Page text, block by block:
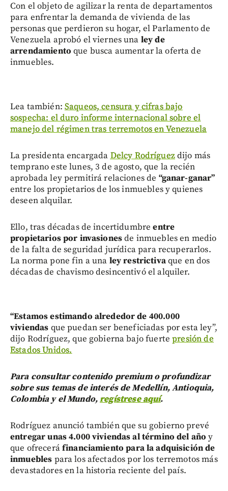
Con el objeto de agilizar la renta de departamentos
para enfrentar la demanda de vivienda de las
personas que perdieron su hogar, el Parlamento de
Venezuela aprobó el viernes una ley de
arrendamiento que busca aumentar la oferta de
inmuebles.
Lea también: Saqueos, censura y cifras bajo
sospecha: el duro informe internacional sobre el
manejo del régimen tras terremotos en Venezuela
La presidenta encargadaDelcy Rodríguezdijo más
temprano este lunes, 3 de agosto, que la recién
aprobada ley permitirá relaciones de “ganar-ganar”
entre los propietarios de los inmuebles y quienes
deseen alquilar.
Ello, tras décadas de incertidumbre entre
propietarios por invasionesde inmuebles en medio
de la falta de seguridad jurídica para recuperarlos.
La norma pone fin a una ley restrictivaque en dos
décadas de chavismo desincentivó el alquiler.
“Estamos estimando alrededor de 400.000
viviendas que puedan ser beneficiadas por esta ley”,
dijo Rodríguez, que gobierna bajo fuertepresión de
Estados Unidos.
Para consultar contenido premium o profundizar
sobre sus temas de interés de Medellín, Antioquia,
Colombia y el Mundo,regístrese aquí.
Rodríguez anunció también que su gobierno prevé
entregar unas 4.000 viviendas al término del año y
que ofreceráfinanciamiento para la adquisición de
inmuebles para los afectados por los terremotos más
devastadores en la historia reciente del país.